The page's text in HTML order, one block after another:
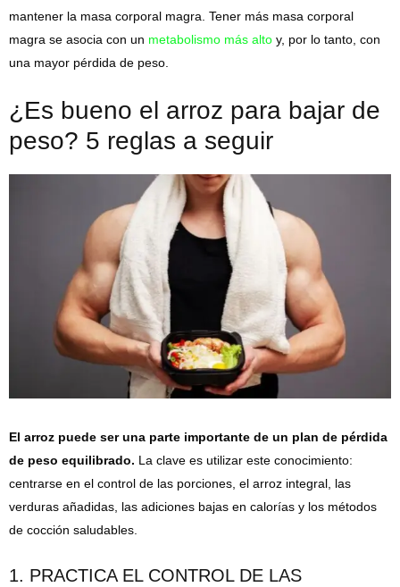
mantener la masa corporal magra. Tener más masa corporal
magra se asocia con un metabolismo más alto y, por lo tanto, con
una mayor pérdida de peso.
¿Es bueno el arroz para bajar de
peso? 5 reglas a seguir
El arroz puede ser una parte importante de un plan de pérdida
de peso equilibrado. La clave es utilizar este conocimiento:
centrarse en el control de las porciones, el arroz integral, las
verduras añadidas, las adiciones bajas en calorías y los métodos
de cocción saludables.
1. PRACTICA EL CONTROL DE LAS